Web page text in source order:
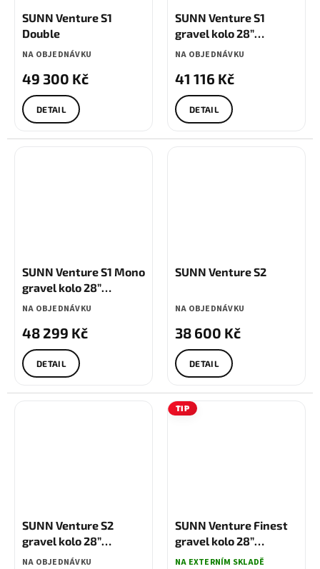
SUNN Venture S1
Double
NA OBJEDNÁVKU
49 300 Kč
DETAIL
SUNN Venture S1
gravel kolo 28”
Shimano GRX
NA OBJEDNÁVKU
41 116 Kč
DETAIL
SUNN Venture S1 Mono
gravel kolo 28”
Shimano GRX 12s
NA OBJEDNÁVKU
48 299 Kč
DETAIL
SUNN Venture S2
NA OBJEDNÁVKU
38 600 Kč
DETAIL
SUNN Venture S2
gravel kolo 28”
Shimano Sora
NA OBJEDNÁVKU
TIP
SUNN Venture Finest
gravel kolo 28”
Shimano GRX
NA EXTERNÍM SKLADĚ